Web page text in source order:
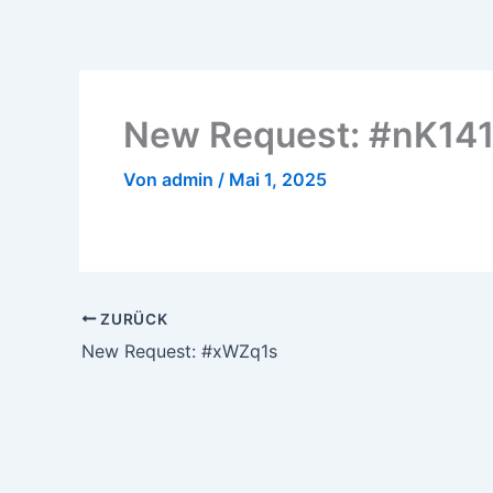
New Request:
Von admin / Mai 1, 2025
ZURÜCK
New Request: #xWZq1s